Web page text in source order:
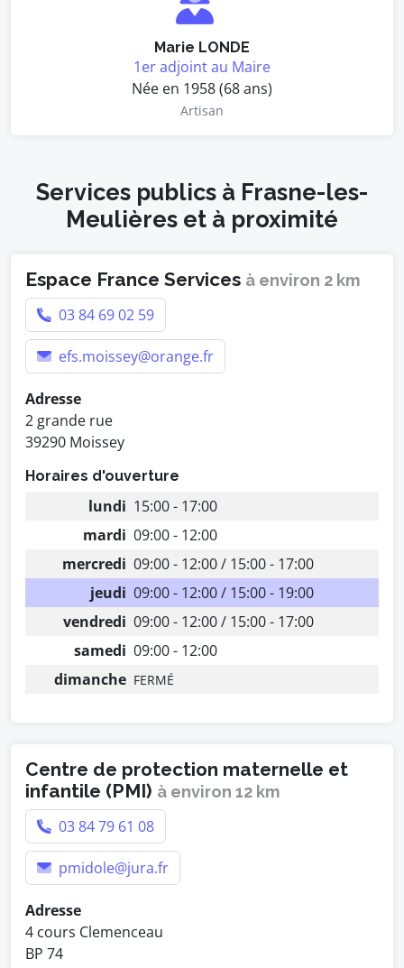
Marie LONDE
1er adjoint au Maire
Née en 1958 (68 ans)
Artisan
Services publics à Frasne-les-
Meulières et à proximité
Espace France Services à environ 2 km
03 84 69 02 59
efs.moissey@orange.fr
Adresse
2 grande rue
39290 Moissey
Horaires d'ouverture
lundi 15:00 - 17:00
mardi 09:00 - 12:00
mercredi 09:00 - 12:00 / 15:00 - 17:00
jeudi 09:00 - 12:00 / 15:00 - 19:00
vendredi 09:00 - 12:00 / 15:00 - 17:00
samedi 09:00 - 12:00
dimanche FERMÉ
Centre de protection maternelle et
infantile (PMI) à environ 12 km
03 84 79 61 08
pmidole@jura.fr
Adresse
4 cours Clemenceau
BP 74